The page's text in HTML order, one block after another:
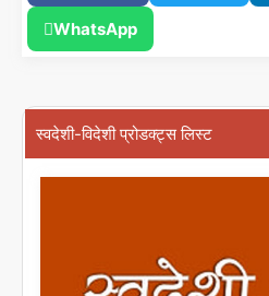
WhatsApp
स्वदेशी-विदेशी प्रोडक्ट्स लिस्ट